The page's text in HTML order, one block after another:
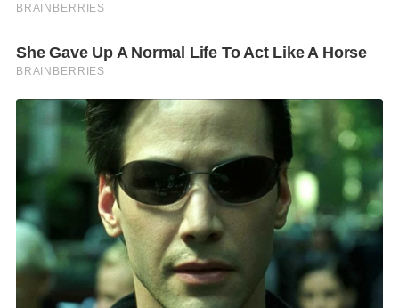
จอขนาดใหญ่
Fantasy Bird’s Nest รังนกแห่งความทรงจำ เก็บโมเมนต์
สุดพิเศษท่ามกลางตำนานแห่งป่าแฟนตาซีให้ความรู้สึก
อบอุ่นและเป็นส่วนหนึ่งของธรรมชาติ
Silhouette of Moon เงาแห่งดวงดาว โซนถ่ายภาพเชิง
ศิลปะกับดวงจันทร์ เมื่อทุกท่าทางใช้แสงและเงาสร้างซิลู
เอตของร่างกาย ถ่ายทอดเรื่องราวและลีลาการโพสท่า
พาดผ่านเงาของแสงจันทร์อย่างมีเสน่ห์เป็นหนึ่งเดียว ให้
ภาพถ่ายดูอ่อนช้อย และมีเอกลักษณ์ไม่เหมือนใคร